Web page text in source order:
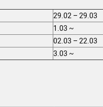
29.02 – 29.03
1.03 ~
02.03 – 22.03
3.03 ~